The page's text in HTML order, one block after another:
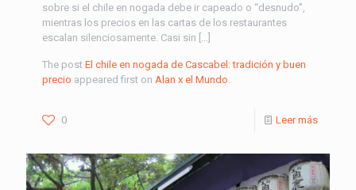
sobre si el chile en nogada debe ir capeado o “desnudo”,
mientras los precios en las cartas de los restaurantes
escalan silenciosamente. Casi sin […]
The post El chile en nogada de Cascabel: tradición y buen
precio appeared first on Alan x el Mundo.
0 Leer más